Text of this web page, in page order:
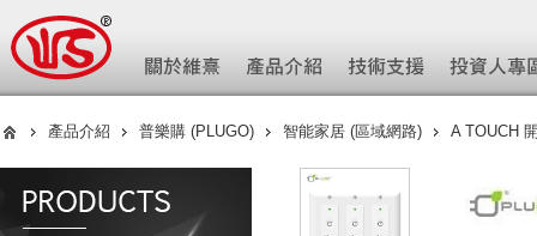
產品介紹 普樂購 (PLUGO) 智能家居 (區域網路) A TOUCH